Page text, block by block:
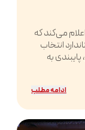
می‌کند که
انتخاب
به
ادامه مطلب